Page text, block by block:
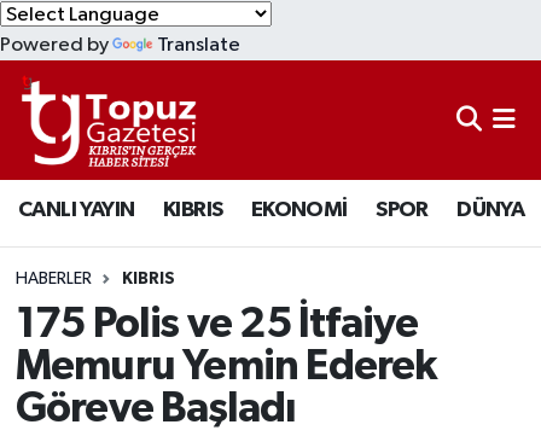
Powered by Translate
CANLI YAYIN KIBRIS EKONOMİ SPOR DÜNYA
HABERLER KIBRIS
175 Polis ve 25 İtfaiye
Memuru Yemin Ederek
Göreve Başladı
KIBRIS
DÜNYA
EKONOMİ
MAGAZİN
SAĞLIK
SPOR
Lefkoşa Nöbetçi Eczaneler
Lefkoşa Hava Durumu
Lefkoşa Trafik Yoğunluk Haritası
Süper Lig Puan Durumu ve Fikstür
Tüm Manşetler
Son Dakika Haberleri